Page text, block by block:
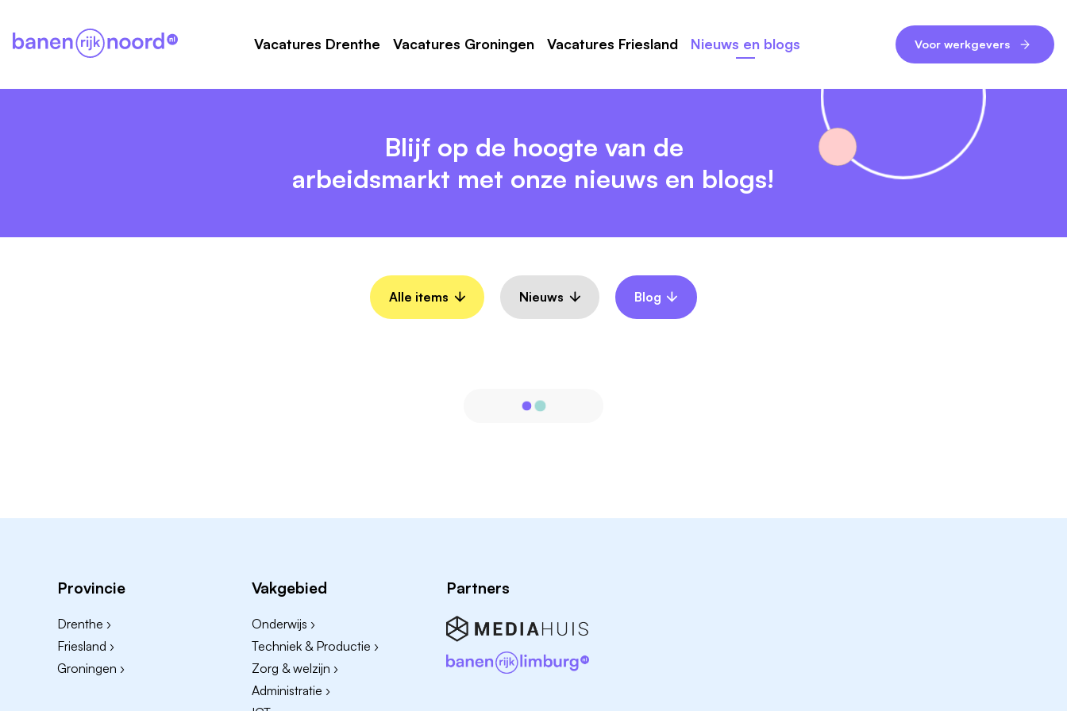
Vacatures Drenthe Vacatures Groningen Vacatures Friesland Nieuws en blogs Voor werkgevers
Blijf op de hoogte van de
arbeidsmarkt met onze nieuws en blogs!
Alle items Nieuws Blog
Provincie
Drenthe ›
Friesland ›
Groningen ›
Vakgebied
Onderwijs ›
Techniek & Productie ›
Zorg & welzijn ›
Administratie ›
Partners